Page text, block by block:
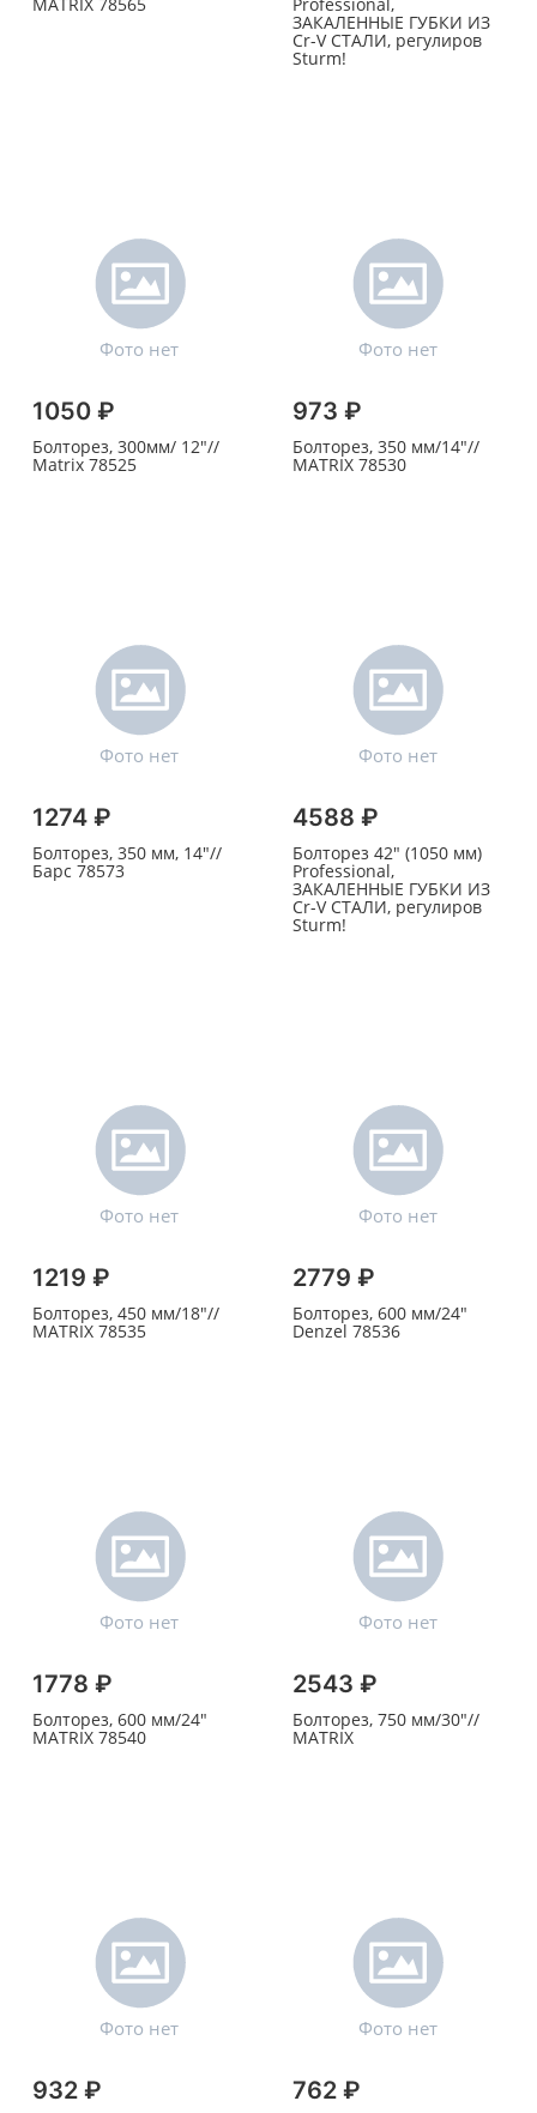
ЗАКАЛЕННЫЕ ГУБКИ ИЗ
Cr-V СТАЛИ, регулиров
Sturm!
1050 ₽
Болторез, 300мм/ 12"//
Matrix 78525
973 ₽
Болторез, 350 мм/14"//
MATRIX 78530
1274 ₽
Болторез, 350 мм, 14"//
Барс 78573
4588 ₽
Болторез 42" (1050 мм)
Professional,
ЗАКАЛЕННЫЕ ГУБКИ ИЗ
Cr-V СТАЛИ, регулиров
Sturm!
1219 ₽
Болторез, 450 мм/18"//
MATRIX 78535
2779 ₽
Болторез, 600 мм/24"
Denzel 78536
1778 ₽
Болторез, 600 мм/24"
MATRIX 78540
2543 ₽
Болторез, 750 мм/30"//
MATRIX
932 ₽ 762 ₽